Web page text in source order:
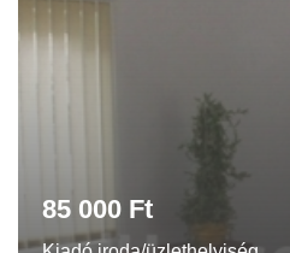
85 000 Ft